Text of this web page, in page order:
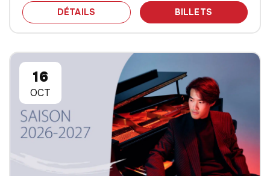
DÉTAILS SPECTACLE YASMIN WILLIAMS
BILLETS DES
16
OCT